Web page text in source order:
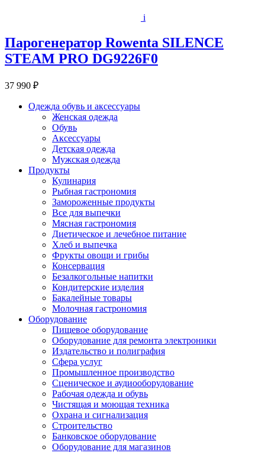
i
Парогенератор Rowenta SILENCE
STEAM PRO DG9226F0
37 990 ₽
Одежда обувь и аксессуары
Женская одежда
Обувь
Аксессуары
Детская одежда
Мужская одежда
Продукты
Кулинария
Рыбная гастрономия
Замороженные продукты
Все для выпечки
Мясная гастрономия
Диетическое и лечебное питание
Хлеб и выпечка
Фрукты овощи и грибы
Консервация
Безалкогольные напитки
Кондитерские изделия
Бакалейные товары
Молочная гастрономия
Оборудование
Пищевое оборудование
Оборудование для ремонта электроники
Издательство и полиграфия
Сфера услуг
Промышленное производство
Сценическое и аудиооборудование
Рабочая одежда и обувь
Чистящая и моющая техника
Охрана и сигнализация
Строительство
Банковское оборудование
Оборудование для магазинов